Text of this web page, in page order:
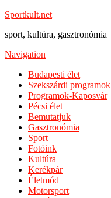
Sportkult.net
sport, kultúra, gasztronómia
Navigation
Budapesti élet
Szekszárdi programok
Programok-Kaposvár
Pécsi élet
Bemutatjuk
Gasztronómia
Sport
Fotóink
Kultúra
Kerékpár
Életmód
Motorsport